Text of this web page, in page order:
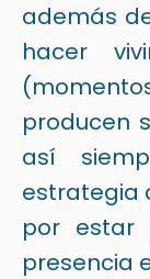
además
hacer
producen
así
estrategia
por estar
presencia